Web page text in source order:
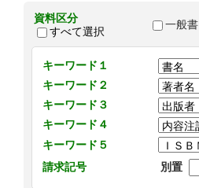
資料区分
すべて選択
一般書
キーワード１
キーワード２
キーワード３
キーワード４
キーワード５
請求記号
別置